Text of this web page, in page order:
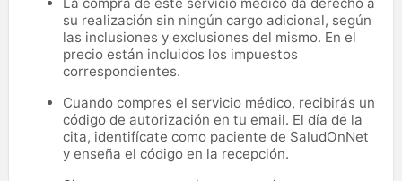
su realización sin ningún cargo adicional, según
las inclusiones y exclusiones del mismo. En el
precio están incluidos los impuestos
correspondientes.
Cuando compres el servicio médico, recibirás un
código de autorización en tu email. El día de la
cita, identifícate como paciente de SaludOnNet
y enseña el código en la recepción.